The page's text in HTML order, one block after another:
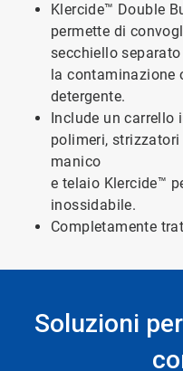
Klercide™ Double
permette di
secchiello
la contaminazione
detergente.
Include un carrello
polimeri,
manico
e telaio Klercide™
inossidabile.
Completamente
Soluzioni